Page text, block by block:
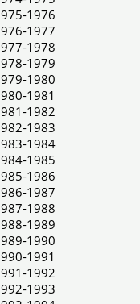
1976
1977
1978
1979
1980
1981
1982
1983
1984
1985
1986
1987
1988
1989
1990
1991
1992
1993